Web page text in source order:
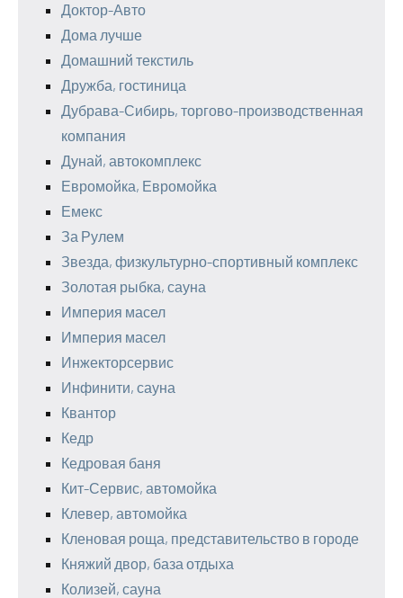
Доктор-Авто
Дома лучше
Домашний текстиль
Дружба, гостиница
Дубрава-Сибирь, торгово-производственная
компания
Дунай, автокомплекс
Евромойка, Евромойка
Емекс
За Рулем
Звезда, физкультурно-спортивный комплекс
Золотая рыбка, сауна
Империя масел
Империя масел
Инжекторсервис
Инфинити, сауна
Квантор
Кедр
Кедровая баня
Кит-Сервис, автомойка
Клевер, автомойка
Кленовая роща, представительство в городе
Княжий двор, база отдыха
Колизей, сауна